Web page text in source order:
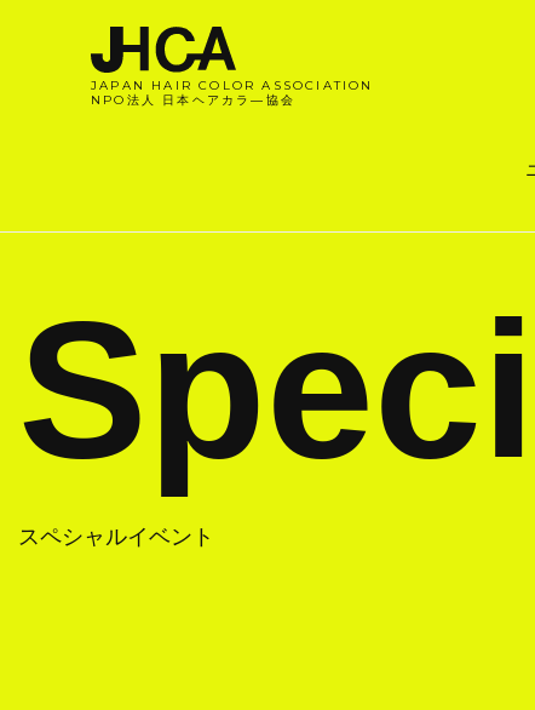
JAPAN HAIR COLOR ASSOCIATION
NPO法人 日本ヘアカラ―協会
スペシャルイベント